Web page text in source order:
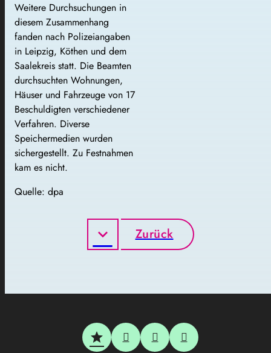
Weitere Durchsuchungen in
diesem Zusammenhang
fanden nach Polizeiangaben
in Leipzig, Köthen und dem
Saalekreis statt. Die Beamten
durchsuchten Wohnungen,
Häuser und Fahrzeuge von 17
Beschuldigten verschiedener
Verfahren. Diverse
Speichermedien wurden
sichergestellt. Zu Festnahmen
kam es nicht.
Quelle: dpa
Zurück